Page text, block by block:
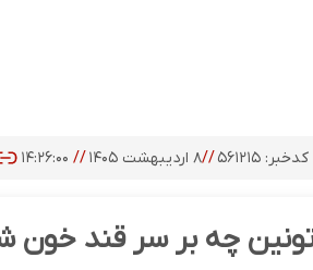
کدخبر: ۵۶۱۲۱۵ //۸ اردیبهشت ۱۴۰۵ // ۱۴:۲۶:۰۰
چه بر سر قند خون